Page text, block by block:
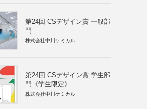
第24回 CSデザイン賞 一般部
門
株式会社中川ケミカル
第24回 CSデザイン賞 学生部
門《学生限定》
株式会社中川ケミカル